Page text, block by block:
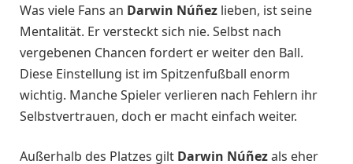
Was viele Fans an Darwin Núñez lieben, ist seine
Mentalität. Er versteckt sich nie. Selbst nach
vergebenen Chancen fordert er weiter den Ball.
Diese Einstellung ist im Spitzenfußball enorm
wichtig. Manche Spieler verlieren nach Fehlern ihr
Selbstvertrauen, doch er macht einfach weiter.
Außerhalb des Platzes gilt Darwin Núñezals eher